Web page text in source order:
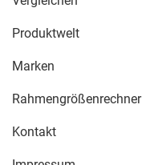
Produktwelt
Marken
Rahmengrößenrechner
Kontakt